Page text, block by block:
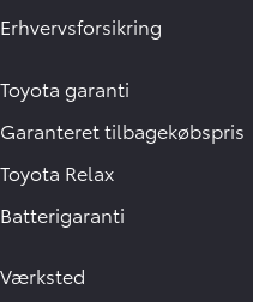
Erhvervsforsikring
Toyota garanti
Garanteret tilbagekøbspris
Toyota Relax
Batterigaranti
Værksted